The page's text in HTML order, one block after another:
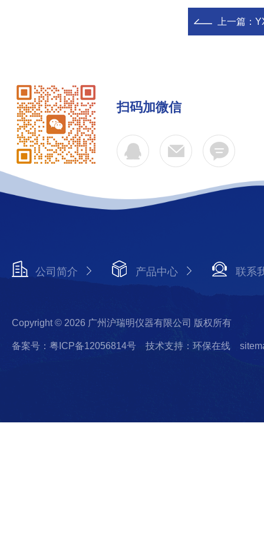
上一篇：
扫码加微信
公司简介 产品中心 联系
Copyright © 2026 广州沪瑞明仪器有限公司 版权所有
备案号：粤ICP备12056814号 技术支持：环保在线